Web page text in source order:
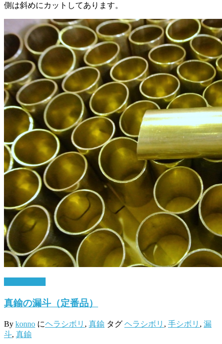
側は斜めにカットしてあります。
真鍮の漏斗（定番品）
By konno にヘラシボリ , 真鍮 タグ ヘラシボリ , 手シボリ , 漏
斗, 真鍮